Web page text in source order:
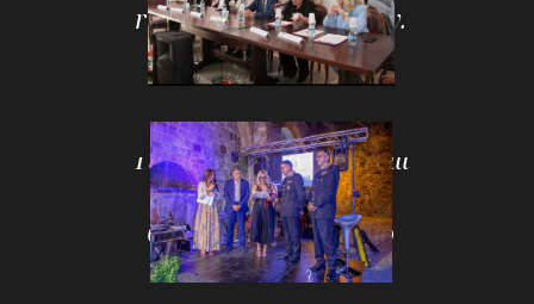
riconoscimento all′ Avv.
Pitrelli
Tursi 2025: lAvv. Pitrelli
premia lArma dei
Carabinieri al Premio
Rabatana